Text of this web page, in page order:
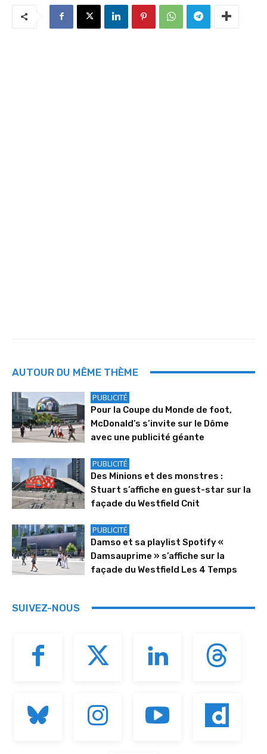
AUTOUR DU MÊME THÈME
PUBLICITÉ
Pour la Coupe du Monde de foot,
McDonald’s s’invite sur le Dôme
avec une publicité géante
PUBLICITÉ
Des Minions et des monstres :
Stuart s’affiche en guest-star sur la
façade du Westfield Cnit
PUBLICITÉ
Damso et sa playlist Spotify «
Damsauprime » s’affiche sur la
façade du Westfield Les 4 Temps
SUIVEZ-NOUS